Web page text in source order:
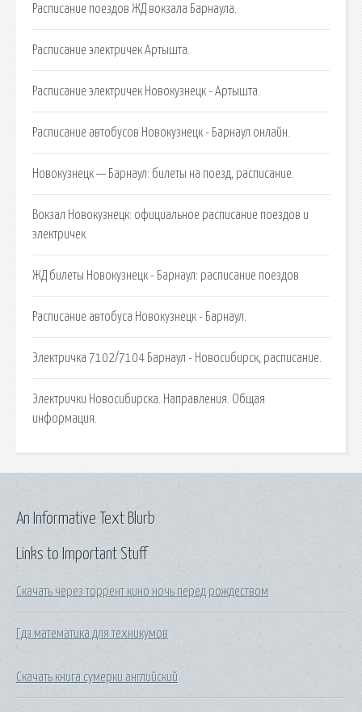
Расписание поездов ЖД вокзала Барнаула.
Расписание электричек Артышта.
Расписание электричек Новокузнецк - Артышта.
Расписание автобусов Новокузнецк - Барнаул онлайн.
Новокузнецк — Барнаул: билеты на поезд, расписание.
Вокзал Новокузнецк: официальное расписание поездов и
электричек.
ЖД билеты Новокузнецк - Барнаул: расписание поездов
Расписание автобуса Новокузнецк - Барнаул.
Электричка 7102/7104 Барнаул - Новосибирск, расписание.
Электрички Новосибирска. Направления. Общая
информация.
Links to Important Stuff
Скачать через торрент кино ночь перед рождеством
Гдз математика для техникумов
Скачать книга сумерки английский
An Informative Text Blurb